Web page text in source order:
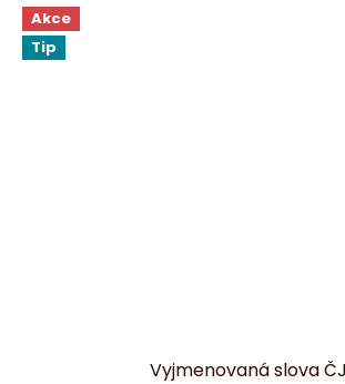
Akce
Tip
Vyjmenovaná slova ČJ